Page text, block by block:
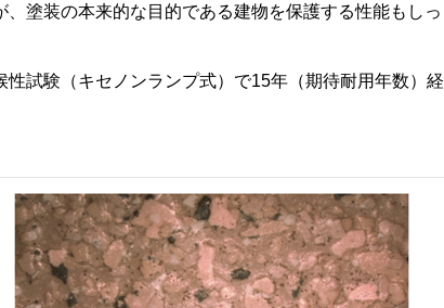
塗装の本来的な目的である建物を保護する性能もしっ
試験（キセノンランプ式）で15年（期待耐用年数）経